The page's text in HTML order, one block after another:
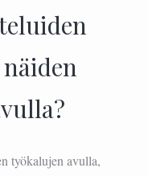
työkalujen avulla,